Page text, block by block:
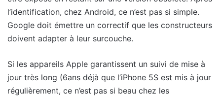
l’identification, chez Android, ce n’est pas si simple.
Google doit émettre un correctif que les constructeurs
doivent adapter à leur surcouche.
Si les appareils Apple garantissent un suivi de mise à
jour très long (6ans déjà que l’iPhone 5S est mis à jour
régulièrement, ce n’est pas si beau chez les